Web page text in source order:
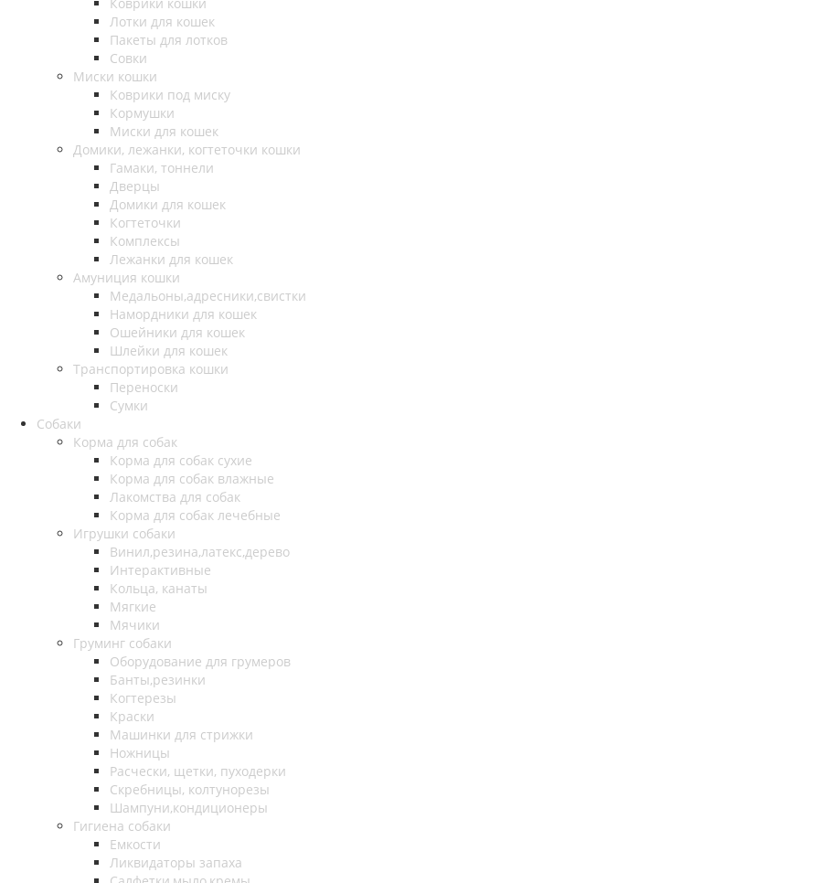
Лотки для кошек
Пакеты для лотков
Совки
Миски кошки
Коврики под миску
Кормушки
Миски для кошек
Домики, лежанки, когтеточки кошки
Гамаки, тоннели
Дверцы
Домики для кошек
Когтеточки
Комплексы
Лежанки для кошек
Амуниция кошки
Медальоны,адресники,свистки
Намордники для кошек
Ошейники для кошек
Шлейки для кошек
Транспортировка кошки
Переноски
Сумки
Собаки
Корма для собак
Корма для собак сухие
Корма для собак влажные
Лакомства для собак
Корма для собак лечебные
Игрушки собаки
Винил,резина,латекс,дерево
Интерактивные
Кольца, канаты
Мягкие
Мячики
Груминг собаки
Оборудование для грумеров
Банты,резинки
Когтерезы
Краски
Машинки для стрижки
Ножницы
Расчески, щетки, пуходерки
Скребницы, колтунорезы
Шампуни,кондиционеры
Гигиена собаки
Емкости
Ликвидаторы запаха